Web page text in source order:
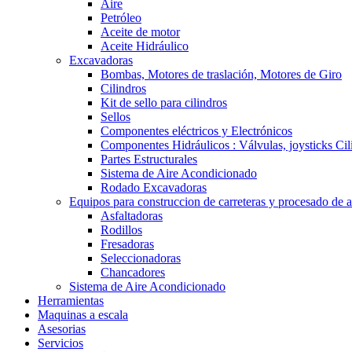
Aire
Petróleo
Aceite de motor
Aceite Hidráulico
Excavadoras
Bombas, Motores de traslación, Motores de Giro
Cilindros
Kit de sello para cilindros
Sellos
Componentes eléctricos y Electrónicos
Componentes Hidráulicos : Válvulas, joysticks
Partes Estructurales
Sistema de Aire Acondicionado
Rodado Excavadoras
Equipos para construccion de carreteras y procesado de
Asfaltadoras
Rodillos
Fresadoras
Seleccionadoras
Chancadores
Sistema de Aire Acondicionado
Herramientas
Maquinas a escala
Asesorias
Servicios